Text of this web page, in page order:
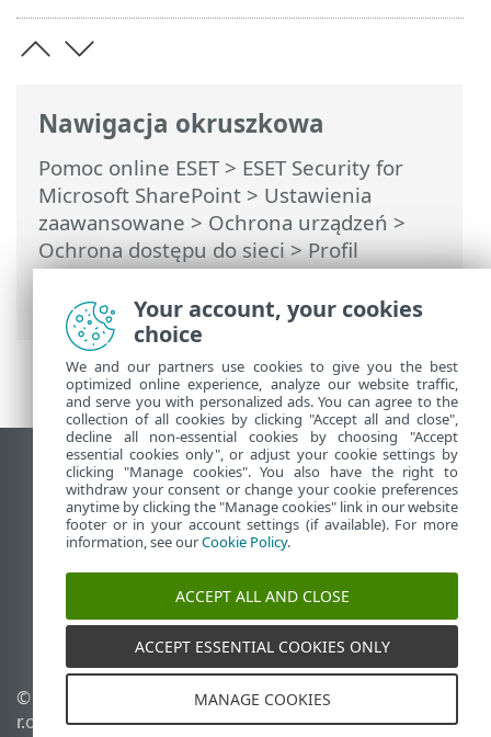
Nawigacja okruszkowa
Pomoc online ESET> ESET Security for
Microsoft SharePoint > Ustawienia
zaawansowane > Ochrona urządzeń >
Ochrona dostępu do sieci>Profil
połączenia sieciowego> Zestawy
adresów IP
Wyświetl witrynę internetową dla
komputerów
End of Life
Baza wiedzy ESET
Forum ESET
ESET Status Portal
Pomoc regionalna
© 1992 - 2025 ESET, spol. s
r.o. – Wszelkie prawa
Zarządzaj plikami cookie
Polityka dotycząca plików
Your account, your cookies
choice
We and our partners use cookies to give you the best
optimized online experience, analyze our website traffic,
and serve you with personalized ads. You can agree to the
collection of all cookies by clicking "Accept all and close",
decline all non-essential cookies by choosing "Accept
essential cookies only", or adjust your cookie settings by
clicking "Manage cookies". You also have the right to
withdraw your consent or change your cookie preferences
anytime by clicking the "Manage cookies" link in our website
footer or in your account settings (if available). For more
information, see ourCookie Policy.
ACCEPT ALL AND CLOSE
ACCEPT ESSENTIAL COOKIES ONLY
MANAGE COOKIES